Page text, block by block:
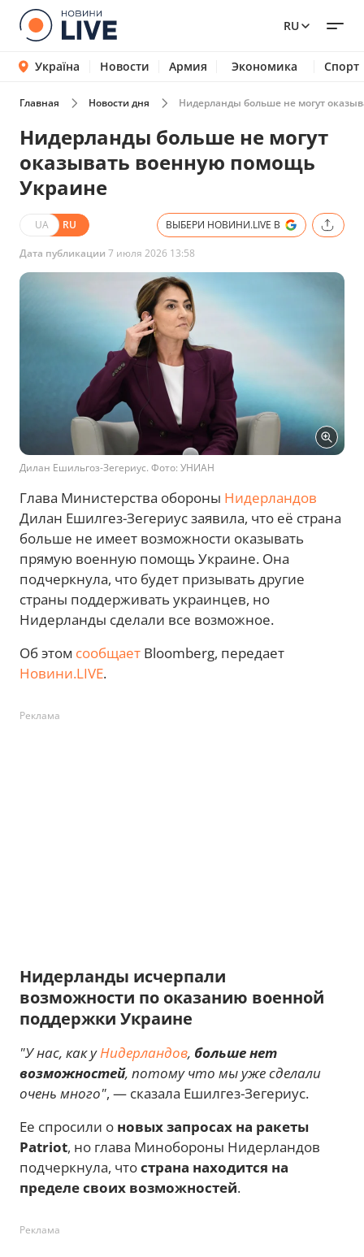
RU
Україна Новости Армия Экономика Спорт
Главная Новости дня Нидерланды больше не могут
Нидерланды больше не могут
оказывать военную помощь
Украине
UA RU ВЫБЕРИ НОВИНИ.LIVE В
Дата публикации 7 июля 2026 13:58
Дилан Ешильгоз-Зегериус. Фото: УНИАН
Глава Министерства обороны Нидерландов
Дилан Ешилгез-Зегериус заявила, что её страна
больше не имеет возможности оказывать
прямую военную помощь Украине. Она
подчеркнула, что будет призывать другие
страны поддерживать украинцев, но
Нидерланды сделали все возможное.
Об этом сообщает Bloomberg, передает
Новини.LIVE.
Реклама
Нидерланды исчерпали
возможности по оказанию военной
поддержки Украине
"У нас, как уНидерландов, больше нет
возможностей, потому что мы уже сделали
очень много", — сказала Ешилгез-Зегериус.
Ее спросили о новых запросах на ракеты
Patriot, но глава Минобороны Нидерландов
подчеркнула, чтострана находится на
пределе своих возможностей.
Реклама